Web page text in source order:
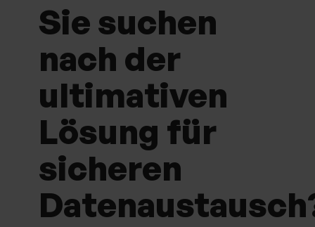
Sie suchen
nach der
ultimativen
Lösung für
sicheren